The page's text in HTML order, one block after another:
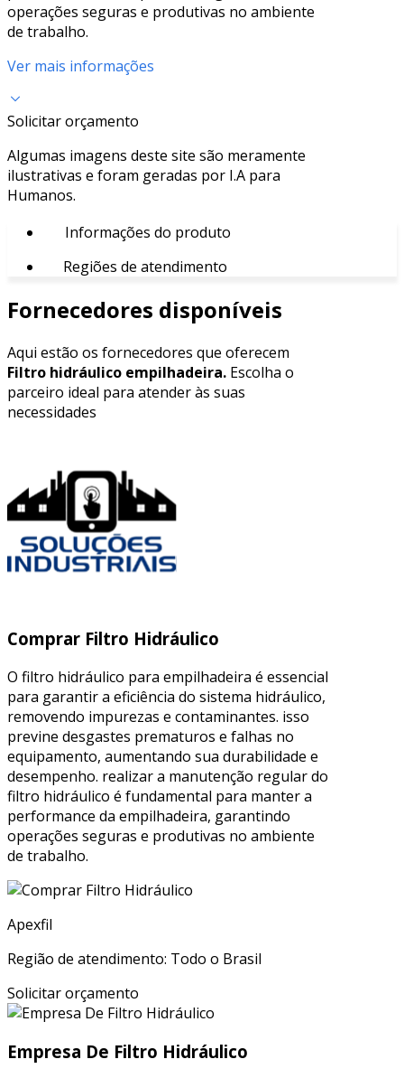
operações seguras e produtivas no ambiente
de trabalho.
Ver mais informações
Solicitar orçamento
Algumas imagens deste site são meramente
ilustrativas e foram geradas por I.A para
Humanos.
Informações do produto
Regiões de atendimento
Fornecedores disponíveis
Aqui estão os fornecedores que oferecem
Filtro hidráulico empilhadeira. Escolha o
parceiro ideal para atender às suas
necessidades
Comprar Filtro Hidráulico
O filtro hidráulico para empilhadeira é essencial
para garantir a eficiência do sistema hidráulico,
removendo impurezas e contaminantes. isso
previne desgastes prematuros e falhas no
equipamento, aumentando sua durabilidade e
desempenho. realizar a manutenção regular do
filtro hidráulico é fundamental para manter a
performance da empilhadeira, garantindo
operações seguras e produtivas no ambiente
de trabalho.
Apexfil
Região de atendimento: Todo o Brasil
Solicitar orçamento
Empresa De Filtro Hidráulico